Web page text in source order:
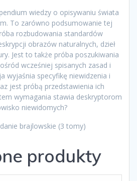
wiedzy o opisywaniu świata
To zarówno podsumowanie tej
rozbudowania standardów
obrazów naturalnych, dzieł
Jest to także próba poszukiwania
wcześniej spisanych zasad i
wyjaśnia specyfikę niewidzenia i
jest próbą przedstawienia ich
wymagania stawia deskryptorom
niewidomych?
brajlowskie (3 tomy)
produkty